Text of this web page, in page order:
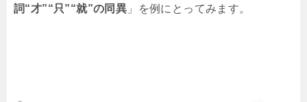
詞“才”“只”“就”の同異 」を例にとってみます。